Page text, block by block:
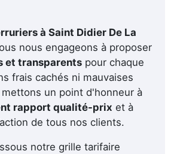
à Saint Didier De La
nous engageons à proposer
et transparents pour chaque
frais cachés ni mauvaises
un point d'honneur à
rapport qualité-prix et à
de tous nos clients.
notre grille tarifaire